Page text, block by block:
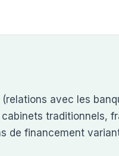
(relations avec les
traditionnels,
de financement